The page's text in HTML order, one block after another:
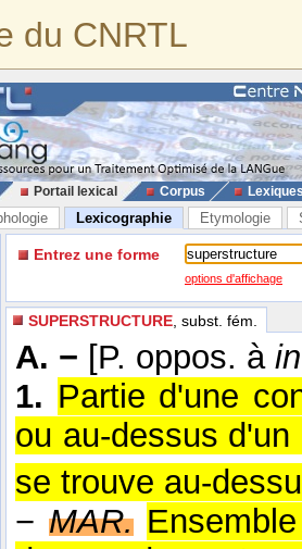
du CNRTL
Portail lexical Corpus
Lexicographie Etymologie
Entrez une forme
options d'affichage
SUPERSTRUCTURE , subst. fém.
A. − [P. oppos. à
1. Partie d'une
ou au-dessus
se trouve au-
− MAR.